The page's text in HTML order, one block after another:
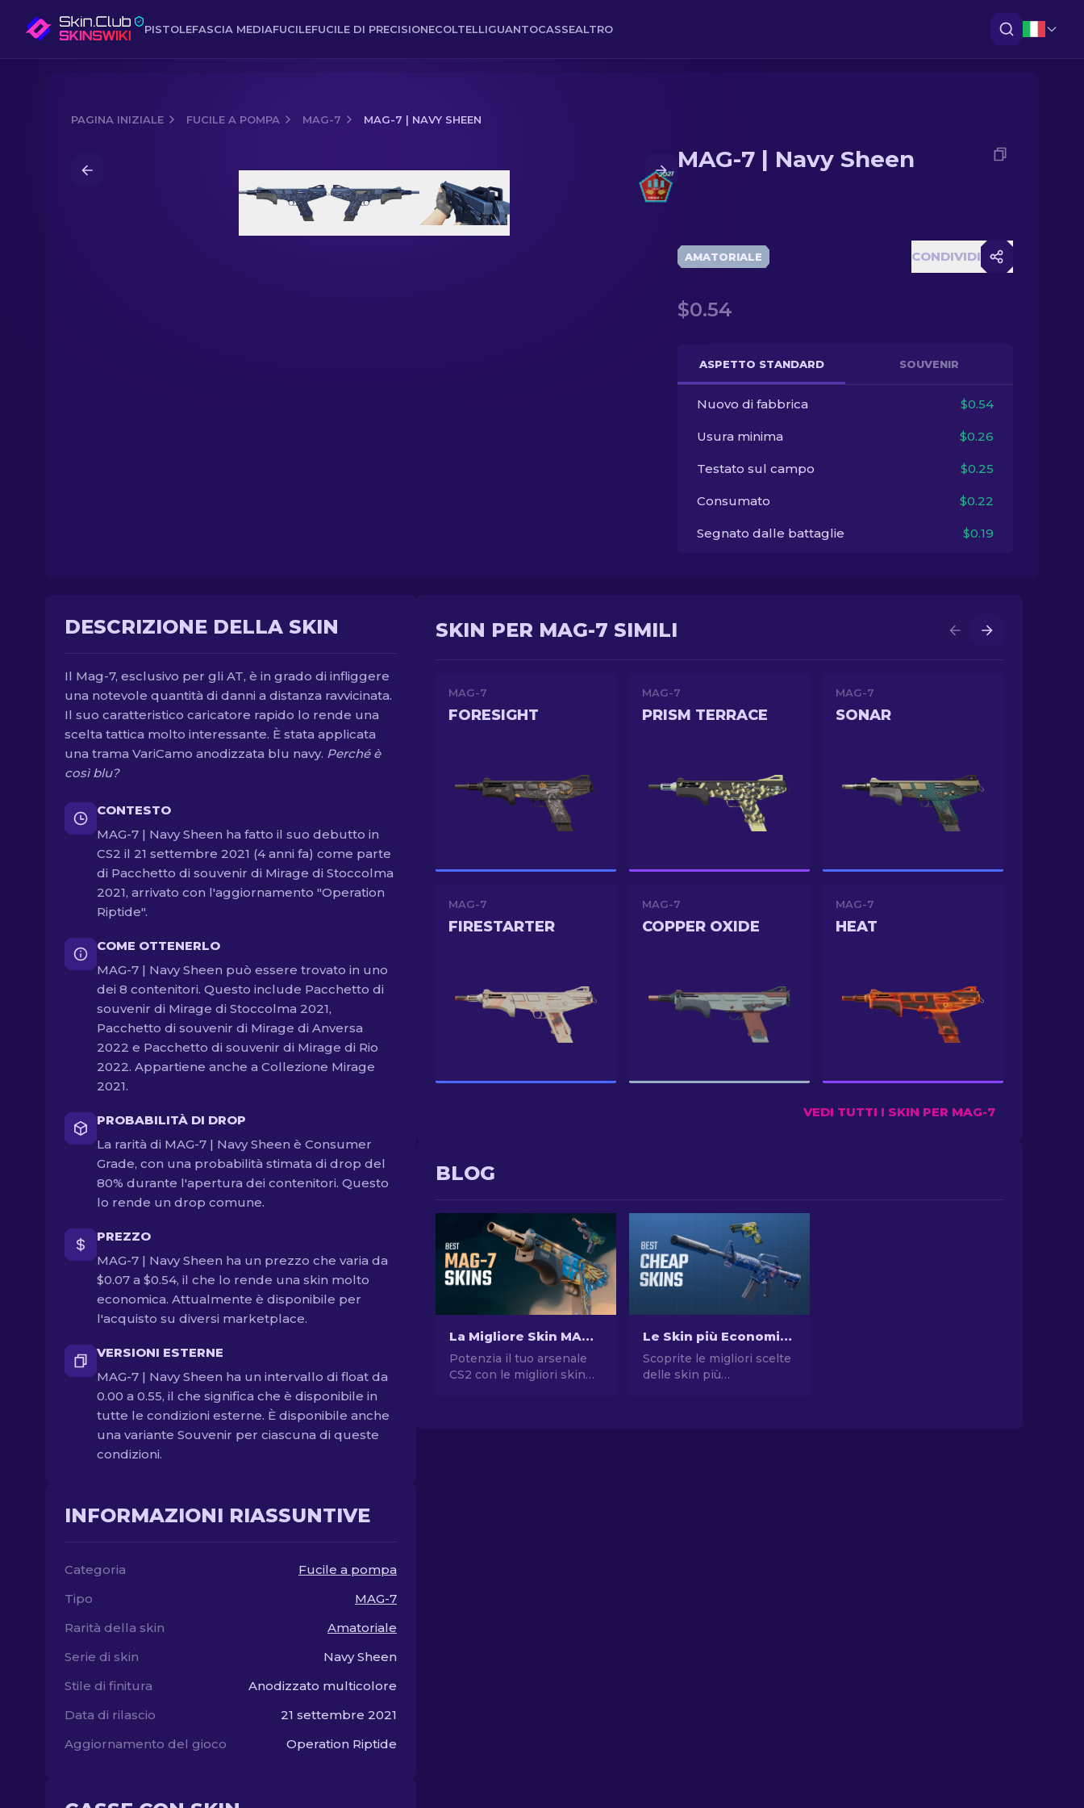
PISTOLEFASCIA MEDIAFUCILEFUCILE DI PRECISIONECOLTELLIGUANTOCASSEALTRO
PAGINA INIZIALE FUCILE A POMPA MAG-7 MAG-7 | NAVY SHEEN
MAG-7 | Navy Sheen
AMATORIALE CONDIVIDI
$0.54
ASPETTO STANDARD SOUVENIR
Nuovo di fabbrica $0.54
Usura minima $0.26
Testato sul campo $0.25
Consumato $0.22
Segnato dalle battaglie $0.19
DESCRIZIONE DELLA SKIN
Il Mag-7, esclusivo per gli AT, è in grado di infliggere
una notevole quantità di danni a distanza ravvicinata.
Il suo caratteristico caricatore rapido lo rende una
scelta tattica molto interessante. È stata applicata
una trama VariCamo anodizzata blu navy. Perché è
così blu?
CONTESTO
MAG-7 | Navy Sheen ha fatto il suo debutto in
CS2 il 21 settembre 2021 (4 anni fa) come parte
di Pacchetto di souvenir di Mirage di Stoccolma
2021, arrivato con l'aggiornamento "Operation
Riptide".
COME OTTENERLO
MAG-7 | Navy Sheen può essere trovato in uno
dei 8 contenitori. Questo include Pacchetto di
souvenir di Mirage di Stoccolma 2021,
Pacchetto di souvenir di Mirage di Anversa
2022 e Pacchetto di souvenir di Mirage di Rio
2022. Appartiene anche a Collezione Mirage
2021.
PROBABILITÀ DI DROP
La rarità di MAG-7 | Navy Sheen è Consumer
Grade, con una probabilità stimata di drop del
80% durante l'apertura dei contenitori. Questo
lo rende un drop comune.
PREZZO
MAG-7 | Navy Sheen ha un prezzo che varia da
$0.07 a $0.54, il che lo rende una skin molto
economica. Attualmente è disponibile per
l'acquisto su diversi marketplace.
VERSIONI ESTERNE
MAG-7 | Navy Sheen ha un intervallo di float da
0.00 a 0.55, il che significa che è disponibile in
tutte le condizioni esterne. È disponibile anche
una variante Souvenir per ciascuna di queste
condizioni.
INFORMAZIONI RIASSUNTIVE
Categoria
Fucile a pompa
Tipo
MAG-7
Rarità della skin
Amatoriale
Serie di skin
Navy Sheen
Stile di finitura
Anodizzato multicolore
Data di rilascio
21 settembre 2021
Aggiornamento del gioco
Operation Riptide
SKIN PER MAG-7 SIMILI
MAG-7
FORESIGHT
MAG-7
PRISM TERRACE
MAG-7
SONAR
MAG-7
FIRESTARTER
MAG-7
COPPER OXIDE
MAG-7
HEAT
VEDI TUTTI I SKIN PER MAG-7
BLOG
La Migliore Skin MAG-7 di CS2 per Ogni Budget
Potenzia il tuo arsenale
CS2 con le migliori skin
Le Skin più Economiche in CS2 [2026]
Scoprite le migliori scelte
delle skin più